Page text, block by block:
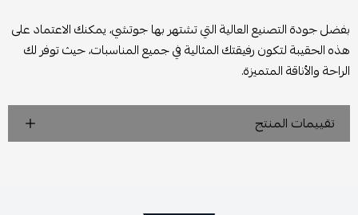
بفضل جودة التصنيع العالية التي تشتهر بها جوتشي، يمكنك الاعتماد على
هذه الحقيبة لتكون رفيقتك المثالية في جميع المناسبات، حيث توفر لك
الراحة والأناقة المتميزة.
تقييمات المنتج